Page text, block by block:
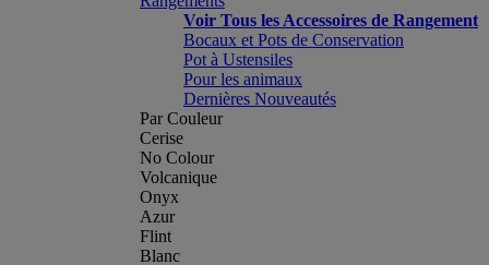
Voir Tous les Accessoires de Rangement
Bocaux et Pots de Conservation
Pot à Ustensiles
Pour les animaux
Dernières Nouveautés
Par Couleur
Cerise
No Colour
Volcanique
Onyx
Azur
Flint
Blanc